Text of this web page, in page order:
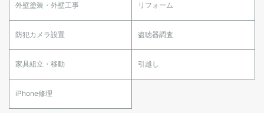
外壁塗装・外壁工事 リフォーム
防犯カメラ設置 盗聴器調査
家具組立・移動 引越し
iPhone修理